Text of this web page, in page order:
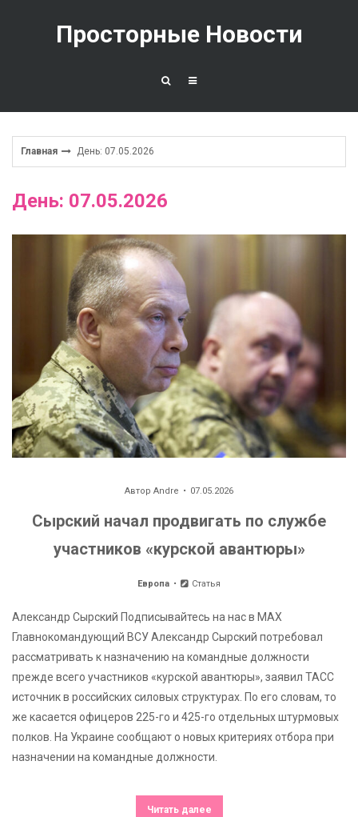
Просторные Новости
Главная День: 07.05.2026
День: 07.05.2026
Автор Andre 07.05.2026
Сырский начал продвигать по службе
участников «курской авантюры»
Европа Статья
Александр Сырский Подписывайтесь на нас в MAX
Главнокомандующий ВСУ Александр Сырский потребовал
рассматривать к назначению на командные должности
прежде всего участников «курской авантюры», заявил ТАСС
источник в российских силовых структурах. По его словам, то
же касается офицеров 225-го и 425-го отдельных штурмовых
полков. На Украине сообщают о новых критериях отбора при
назначении на командные должности.
Читать далее